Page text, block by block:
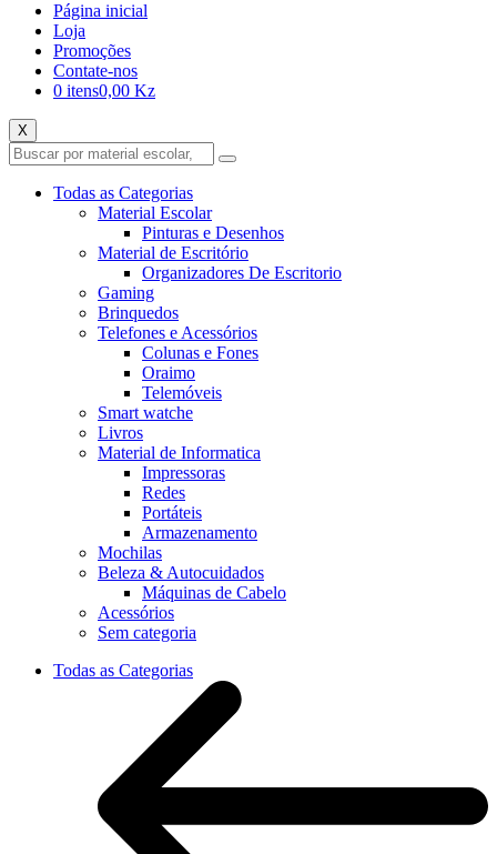
Página inicial
Loja
Promoções
Contate-nos
0 itens0,00 Kz
X
Todas as Categorias
Material Escolar
Pinturas e Desenhos
Material de Escritório
Organizadores De Escritorio
Gaming
Brinquedos
Telefones e Acessórios
Colunas e Fones
Oraimo
Telemóveis
Smart watche
Livros
Material de Informatica
Impressoras
Redes
Portáteis
Armazenamento
Mochilas
Beleza & Autocuidados
Máquinas de Cabelo
Acessórios
Sem categoria
Todas as Categorias